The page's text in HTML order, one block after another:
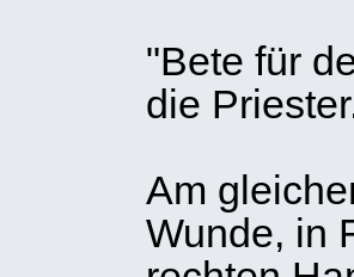
"Bete für
die
Am
Wunde, in